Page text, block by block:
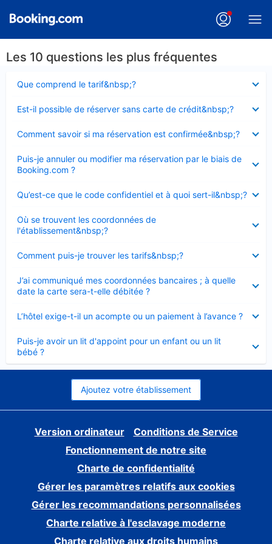
Les 10 questions les plus fréquentes
Que comprend le tarif&nbsp;?
fermé
Est-il possible de réserver sans carte de crédit&nbsp;?
fermé
Comment savoir si ma réservation est confirmée&nbsp;?
fermé
Puis-je annuler ou modifier ma réservation par le biais de
Booking.com ?
fermé
Qu’est-ce que le code confidentiel et à quoi sert-il&nbsp;?
fermé
Où se trouvent les coordonnées de
l'établissement&nbsp;?
fermé
Comment puis-je trouver les tarifs&nbsp;?
fermé
J’ai communiqué mes coordonnées bancaires ; à quelle
date la carte sera-t-elle débitée ?
fermé
L’hôtel exige-t-il un acompte ou un paiement à l’avance ?
fermé
Puis-je avoir un lit d'appoint pour un enfant ou un lit
bébé ?
fermé
Ajoutez votre établissement
Version ordinateur
Conditions de Service
Fonctionnement de notre site
Charte de confidentialité
Gérer les paramètres relatifs aux cookies
Gérer les recommandations personnalisées
Charte relative à l'esclavage moderne
Charte relative aux droits humains